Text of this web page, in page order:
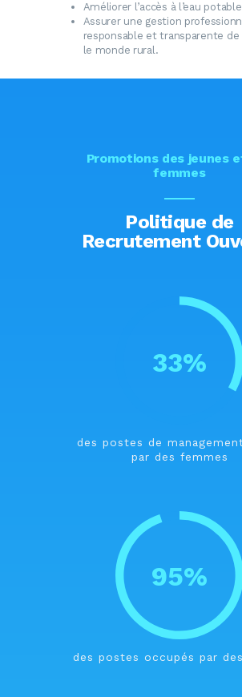
Améliorer l’accès à l’eau
Assurer une gestion
responsable et transparente de
le monde rural.
Promotions des jeunes
femmes
Politique de
Recrutement
33%
des postes de
par des femmes
95%
des postes occupés par